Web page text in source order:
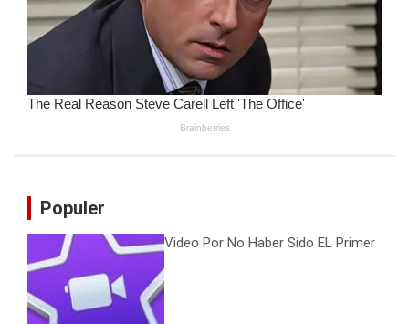
Populer
Video Por No Haber Sido EL Primer